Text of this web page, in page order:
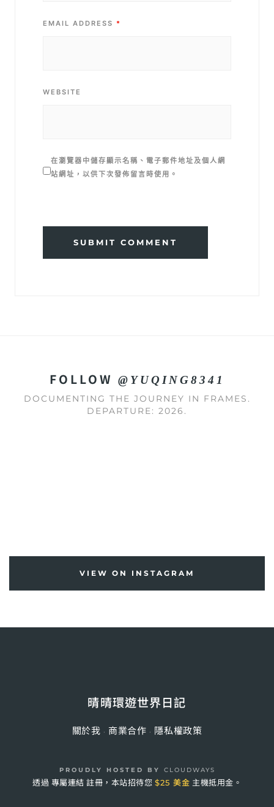
EMAIL ADDRESS *
WEBSITE
在瀏覽器 中儲存顯示名稱、電子郵件地址及個人網
站網址，以供下次發佈留言時使用。
SUBMIT COMMENT
FOLLOW @YUQING8341
DOCUMENTING THE JOURNEY IN FRAMES.
DEPARTURE: 2026.
VIEW ON INSTAGRAM
晴晴環遊世界日記
關於我 · 商業合作 · 隱私權政策
PROUDLY HOSTED BY CLOUDWAYS
透過 專屬連結 註冊，本站招待您 $25 美金 主機抵用金。